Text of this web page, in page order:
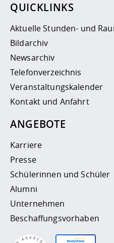
QUICKLINKS
Aktuelle Stunden- und
Bildarchiv
Newsarchiv
Telefonverzeichnis
Veranstaltungskalender
Kontakt und Anfahrt
ANGEBOTE
Karriere
Presse
Schülerinnen und Schüler
Alumni
Unternehmen
Beschaffungsvorhaben